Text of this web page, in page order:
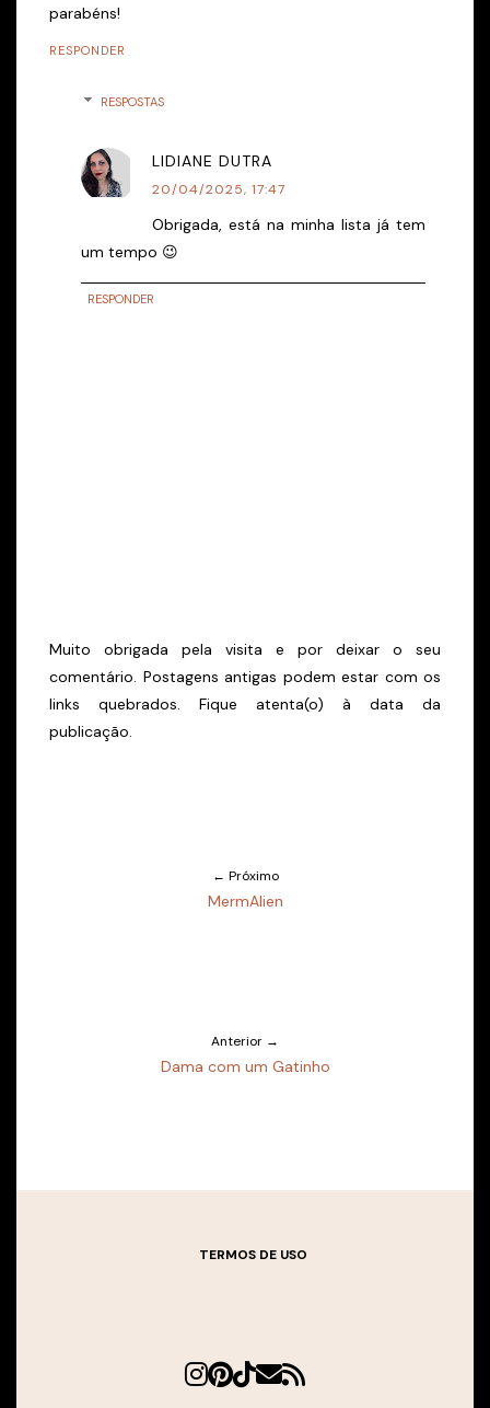
parabéns!
RESPONDER
RESPOSTAS
LIDIANE DUTRA
20/04/2025, 17:47
Obrigada, está na minha lista já tem
um tempo 😉
RESPONDER
Muito obrigada pela visita e por deixar o seu
comentário. Postagens antigas podem estar com os
links quebrados. Fique atenta(o) à data da
publicação.
← Próximo
MermAlien
Anterior →
Dama com um Gatinho
TERMOS DE USO